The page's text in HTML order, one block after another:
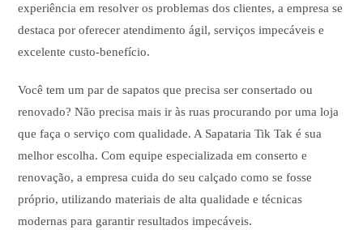
experiência em resolver os problemas dos clientes, a empresa se
destaca por oferecer atendimento ágil, serviços impecáveis e
excelente custo-benefício.
Você tem um par de sapatos que precisa ser consertado ou
renovado? Não precisa mais ir às ruas procurando por uma loja
que faça o serviço com qualidade. A Sapataria Tik Tak é sua
melhor escolha. Com equipe especializada em conserto e
renovação, a empresa cuida do seu calçado como se fosse
próprio, utilizando materiais de alta qualidade e técnicas
modernas para garantir resultados impecáveis.